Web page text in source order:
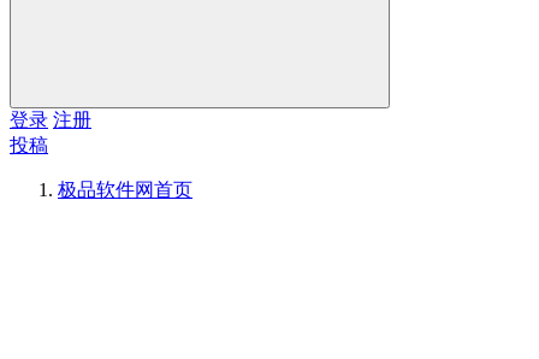
登录 注册
投稿
极品软件网首页